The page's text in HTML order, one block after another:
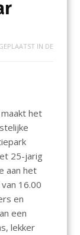
IN DE
het
25-jarig
aan het
16.00
en
een
lekker